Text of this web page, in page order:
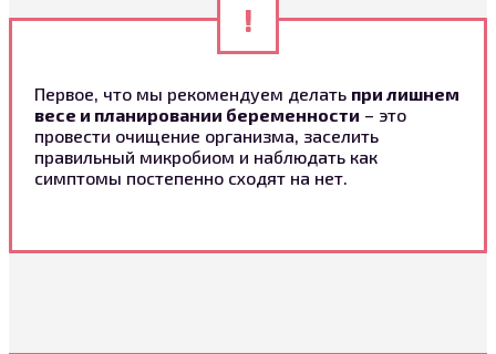
Первое, что мы рекомендуем делать при лишнем
весе и планировании беременности – это
провести очищение организма, заселить
правильный микробиом и наблюдать как
симптомы постепенно сходят на нет.